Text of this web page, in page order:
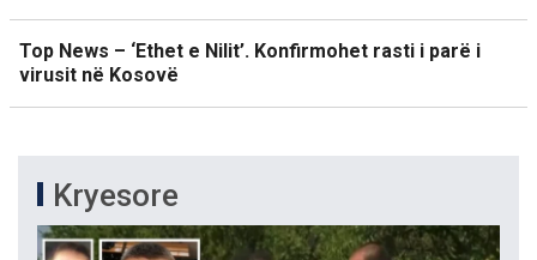
Top News – ‘Ethet e Nilit’. Konfirmohet rasti i parë i
virusit në Kosovë
Kryesore